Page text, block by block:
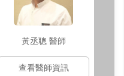
黃丞聰 醫師
查看醫師資訊